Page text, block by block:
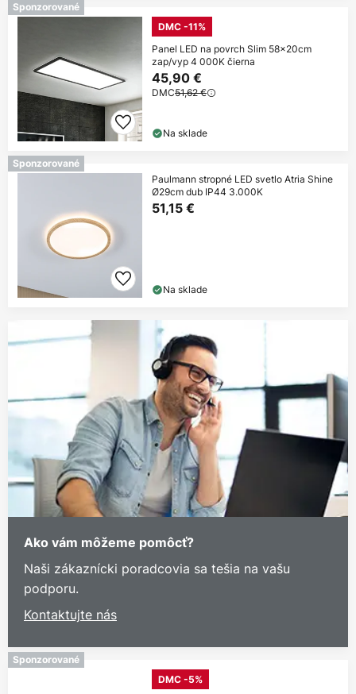
Sponzorované
DMC -11%
Panel LED na povrch Slim 58x20cm
zap/vyp 4 000K čierna
45,90 €
DMC51,62 €
Na sklade
Sponzorované
Paulmann stropné LED svetlo Atria Shine
Ø29cm dub IP44 3.000K
51,15 €
Na sklade
Ako vám môžeme pomôcť?
Naši zákaznícki poradcovia sa tešia na vašu
podporu.
Kontaktujte nás
Sponzorované
DMC -5%